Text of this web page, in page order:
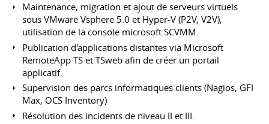
Maintenance, migration et ajout de serveurs virtuels
sous VMware Vsphere 5.0 et Hyper-V (P2V, V2V),
utilisation de la console microsoft SCVMM.
Publication d'applications distantes via Microsoft
RemoteApp TS et TSweb afin de créer un portail
applicatif.
Supervision des parcs informatiques clients (Nagios, GFI
Max, OCS Inventory)
Résolution des incidents de niveau II et III.